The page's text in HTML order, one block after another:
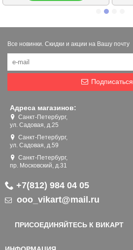
Все новинки. Скидки и акции на Вашу почту
Подписаться
Адреса магазинов:
Санкт-Петербург,
ул. Садовая, д.25
Санкт-Петербург,
ул. Садовая, д.59
Санкт-Петербург,
пр. Московский, д.31
+7(812) 984 04 05
ooo_vikart@mail.ru
ПРИСОЕДИНЯЙТЕСЬ К ВИКАРТ